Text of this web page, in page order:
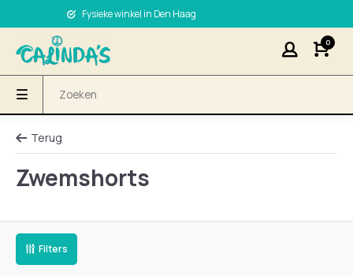
Fysieke winkel in Den Haag
0
Terug
Zwemshorts
Filters